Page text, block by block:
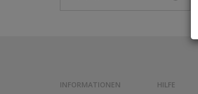
INFORMATIONEN HILFE